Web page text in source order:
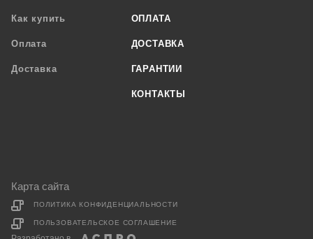
Как купить
Оплата
Доставка
ОПЛАТА
ДОСТАВКА
ГАРАНТИИ
КОНТАКТЫ
Карта сайта
ПОЛИТИКА КОНФИДЕНЦИАЛЬНОСТИ
ПОЛЬЗОВАТЕЛЬСКОЕ СОГЛАШЕНИЕ